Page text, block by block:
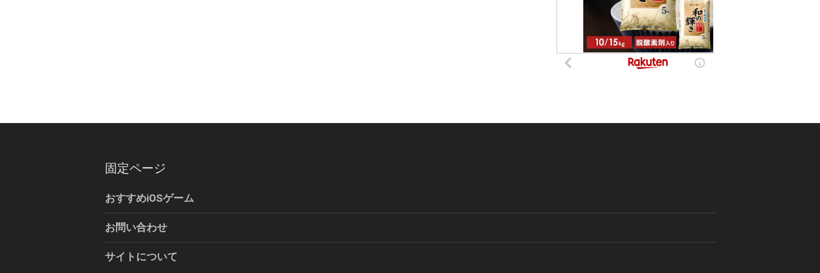
固定ページ
おすすめiOSゲーム
お問い合わせ
サイトについて